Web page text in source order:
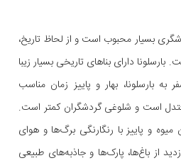
بسیار محبوب است و از لحاظ تاریخ،
دارای بناهای تاریخی بسیار زیبا
بارسلونا، بهار و پاییز زمان مناسب
است و شلوغی گردشگران کمتر است.
میوه و پاییز با رنگارنگی برگ‌ها و هوای
از باغ‌ها، پارک‌ها و جاذبه‌های طبیعی